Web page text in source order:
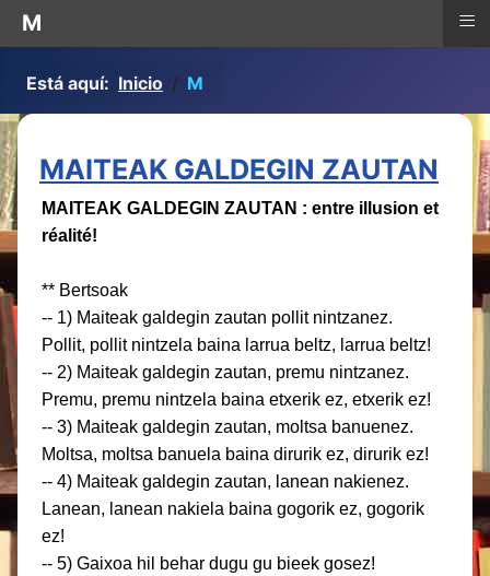
Está aquí: Inicio M
MAITEAK GALDEGIN ZAUTAN
MAITEAK GALDEGIN ZAUTAN : entre illusion et
réalité!
** Bertsoak
-- 1) Maiteak galdegin zautan pollit nintzanez.
Pollit, pollit nintzela baina larrua beltz, larrua beltz!
-- 2) Maiteak galdegin zautan, premu nintzanez.
Premu, premu nintzela baina etxerik ez, etxerik ez!
-- 3) Maiteak galdegin zautan, moltsa banuenez.
Moltsa, moltsa banuela baina dirurik ez, dirurik ez!
-- 4) Maiteak galdegin zautan, lanean nakienez.
Lanean, lanean nakiela baina gogorik ez, gogorik
ez!
-- 5) Gaixoa hil behar dugu gu bieek gosez!
M ≡